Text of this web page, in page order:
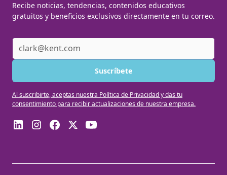
Recibe noticias, tendencias, contenidos educativos
gratuitos y beneficios exclusivos directamente en tu correo.
Al suscribirte, aceptas nuestra Política de Privacidad y das tu
consentimiento para recibir actualizaciones de nuestra empresa.